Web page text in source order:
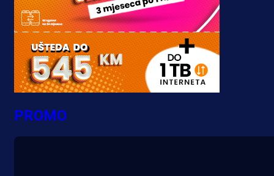
PROMO